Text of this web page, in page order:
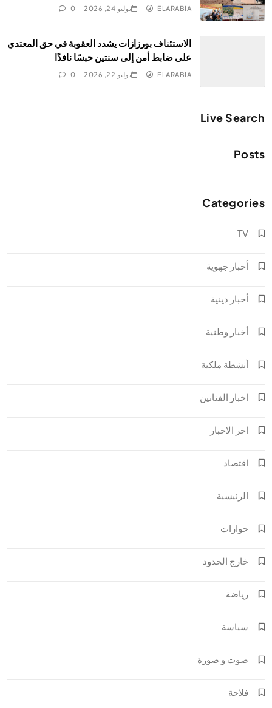
ELARABIA يوليو 24, 2026 0
الاستئناف بورزازات يشدد العقوبة في حق المعتدي
على ضابط أمن إلى سنتين حبسًا نافذًا
ELARABIA يوليو 22, 2026 0
Live Search
Posts
Categories
TV
أخبار جهوية
أخبار دينية
أخبار وطنية
أنشطة ملكية
اخبار الفنانين
اخر الاخبار
اقتصاد
الرئيسية
حوارات
خارج الحدود
رياضة
سياسة
صوت و صورة
فلاحة